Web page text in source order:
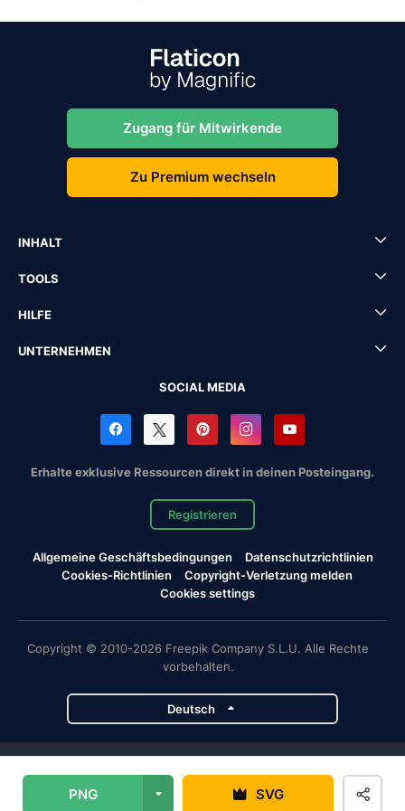
PNG SVG
Zugang für Mitwirkende
Zu Premium wechseln
INHALT
TOOLS
HILFE
UNTERNEHMEN
SOCIAL MEDIA
Erhalte exklusive Ressourcen direkt in deinen Posteingang.
Registrieren
Allgemeine Geschäftsbedingungen
Datenschutzrichtlinien
Cookies-Richtlinien
Copyright-Verletzung melden
Cookies settings
Copyright © 2010-2026 Freepik Company S.L.U. Alle Rechte
vorbehalten.
Deutsch